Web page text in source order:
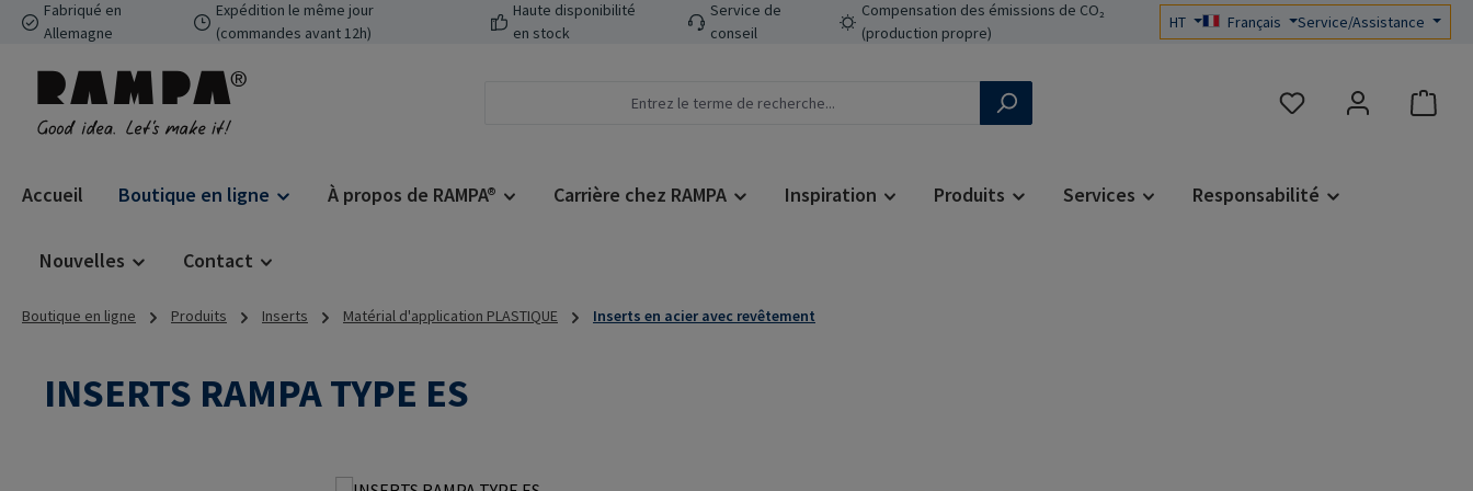
au contenu principal
Passer à la recherche
Passer à la navigation principale
Fabriqué en
Allemagne
Expédition le même jour
(commandes avant 12h)
Haute disponibilité
en stock
Service de
conseil
Compensation des émissions de CO₂
(production propre)
HT Français Service/Assistance
Vous avez 0 articles
Accueil Boutique en ligne À propos de RAMPA® Carrière chez RAMPA Inspiration Produits Services Responsabilité
Nouvelles Contact
Boutique en ligne Produits Inserts Matérial d'application PLASTIQUE Inserts en acier avec revêtement
INSERTS RAMPA TYPE ES